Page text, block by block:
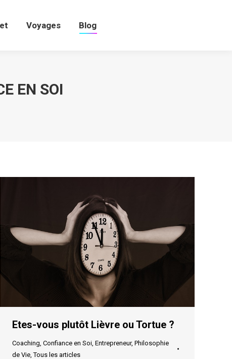
Voyages Blog
EN SOI
Etes-vous plutôt Lièvre ou Tortue ?
Coaching Confiance en Soi Entrepreneur, Philosophie
de Vie ,Tous les articles